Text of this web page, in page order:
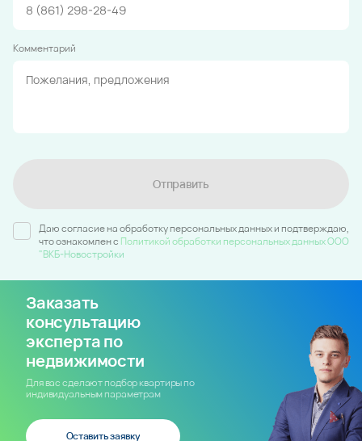
Комментарий
Отправить
Даю согласие на обработку персональных данных и подтверждаю,
что ознакомлен c Политикой обработки персональных данных ООО
"ВКБ-Новостройки
Заказать
консультацию
эксперта по
недвижимости
Для вас сделают подбор квартиры по
индивидуальным параметрам
Оставить заявку